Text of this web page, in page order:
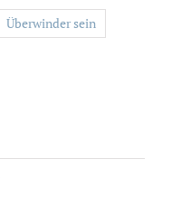
Überwinder sein